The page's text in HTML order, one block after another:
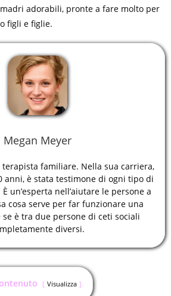
adorabili, pronte a fare molto per
figli e figlie.
Megan Meyer
terapista familiare. Nella sua carriera,
anni, è stata testimone di ogni tipo di
un’esperta nell’aiutare le persone a
cosa serve per far funzionare una
se è tra due persone di ceti sociali
diversi.
Visualizza